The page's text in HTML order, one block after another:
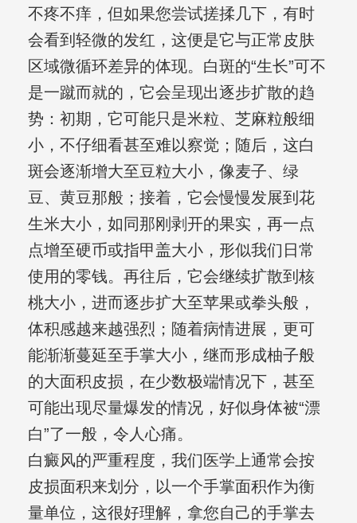
不疼不痒，但如果您尝试搓揉几下，有时
会看到轻微的发红，这便是它与正常皮肤
区域微循环差异的体现。白斑的“生长”可不
是一蹴而就的，它会呈现出逐步扩散的趋
势：初期，它可能只是米粒、芝麻粒般细
小，不仔细看甚至难以察觉；随后，这白
斑会逐渐增大至豆粒大小，像麦子、绿
豆、黄豆那般；接着，它会慢慢发展到花
生米大小，如同那刚剥开的果实，再一点
点增至硬币或指甲盖大小，形似我们日常
使用的零钱。再往后，它会继续扩散到核
桃大小，进而逐步扩大至苹果或拳头般，
体积感越来越强烈；随着病情进展，更可
能渐渐蔓延至手掌大小，继而形成柚子般
的大面积皮损，在少数极端情况下，甚至
可能出现尽量爆发的情况，好似身体被“漂
白”了一般，令人心痛。
白癜风的严重程度，我们医学上通常会按
皮损面积来划分，以一个手掌面积作为衡
量单位，这很好理解，拿您自己的手掌去